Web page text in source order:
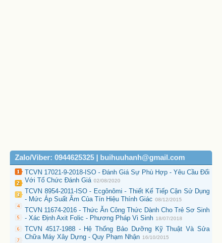
Zalo/Viber: 0944625325 | buihuuhanh@gmail.com
TCVN 17021-9-2018-ISO - Đánh Giá Sự Phù Hợp - Yêu Cầu Đối
Với Tổ Chức Đánh Giá 02/08/2020
TCVN 8954-2011-ISO - Ecgônômi - Thiết Kế Tiếp Cận Sử Dụng
- Mức Áp Suất Âm Của Tín Hiệu Thính Giác 08/12/2015
TCVN 11674-2016 - Thức Ăn Công Thức Dành Cho Trẻ Sơ Sinh
- Xác Định Axit Folic - Phương Pháp Vi Sinh 18/07/2018
TCVN 4517-1988 - Hệ Thống Bảo Dưỡng Kỹ Thuật Và Sửa
Chữa Máy Xây Dựng - Quy Phạm Nhận 16/10/2015